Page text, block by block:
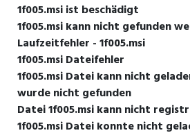
1f005.msi ist beschädigt
1f005.msi kann nicht gefunden
Laufzeitfehler - 1f005.msi
1f005.msi Dateifehler
1f005.msi Datei kann nicht
wurde nicht gefunden
Datei 1f005.msi kann nicht
1f005.msi Datei konnte nicht